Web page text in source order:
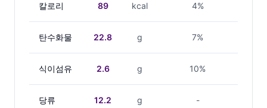
칼로리 89 kcal 4%
탄수화물 22.8 g 7%
식이섬유 2.6 g 10%
당류 12.2 g -